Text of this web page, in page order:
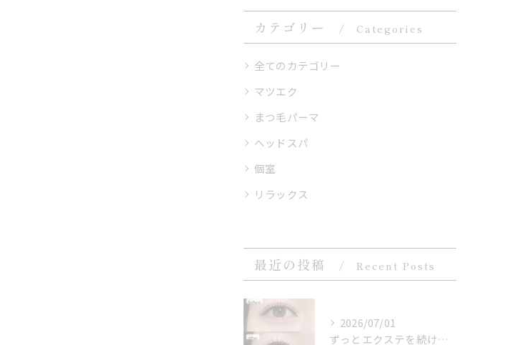
カテゴリー Categories
全てのカテゴリー
マツエク
まつ毛パーマ
ヘッドスパ
個室
リラックス
最近の投稿 Recent Posts
2026/07/01
ずっとエクステを続けている方から、よく